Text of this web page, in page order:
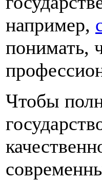
например,
понимать,
Чтобы